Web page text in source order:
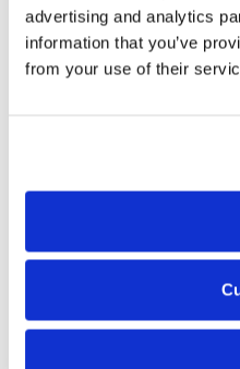
advertising and analytics
information that you’ve
from your use of their